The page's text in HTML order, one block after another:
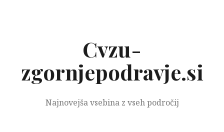
Cvzu-
zgornjepodravje.si
Najnovejša vsebina z vseh področij